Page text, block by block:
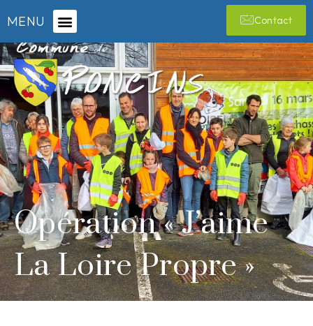
MENU Contact
Opération « J’aime
La Loire Propre »